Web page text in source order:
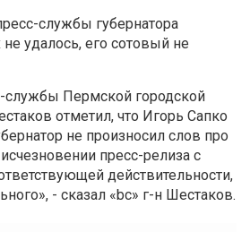
службы губернатора
удалось, его сотовый не
службы Пермской городской
отметил, что Игорь Сапко
не произносил слов про
пресс-релиза с
действительности,
- сказал «bc» г-н Шестаков.